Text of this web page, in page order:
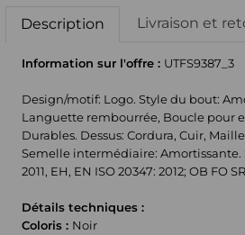
Description Livraison et
Information sur l'offre : UTFS9387_3
Design/motif: Logo. Style du bout:
Languette rembourrée, Boucle pour
Durables. Dessus: Cordura, Cuir,
Semelle intermédiaire: Amortissante.
2011, EH, EN ISO 20347: 2012; OB FO
Détails techniques :
Coloris : Noir